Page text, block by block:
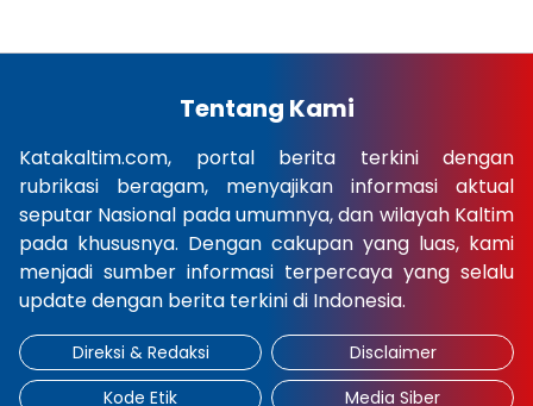
Tentang Kami
Katakaltim.com, portal berita terkini dengan
rubrikasi beragam, menyajikan informasi aktual
seputar Nasional pada umumnya, dan wilayah Kaltim
pada khususnya. Dengan cakupan yang luas, kami
menjadi sumber informasi terpercaya yang selalu
update dengan berita terkini di Indonesia.
Direksi & Redaksi
Disclaimer
Kode Etik
Media Siber